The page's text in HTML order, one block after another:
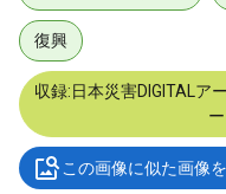
復興
収録:日本災害DIGITALア
この画像に似た画像